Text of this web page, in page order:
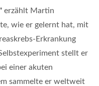
erzählt Martin
wie er gelernt hat, mit
Erkrankung
stellt er
einer akuten
sammelte er weltweit